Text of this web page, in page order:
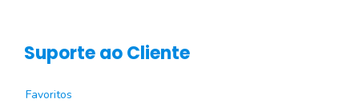
Suporte ao Cliente
Favoritos